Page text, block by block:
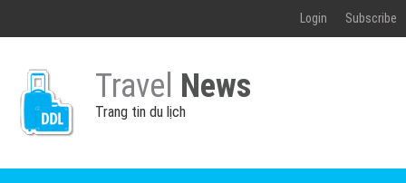
Login Subscribe
Travel News
Trang tin du lịch